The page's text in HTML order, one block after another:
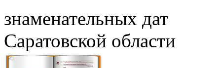
знаменательных дат
Саратовской области